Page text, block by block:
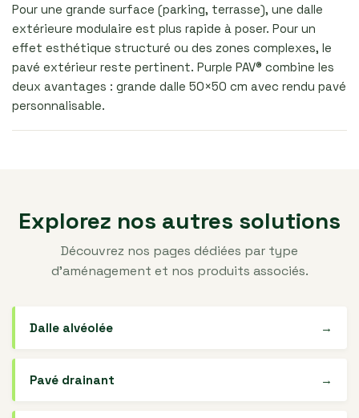
Pour une grande surface (parking, terrasse), une dalle
extérieure modulaire est plus rapide à poser. Pour un
effet esthétique structuré ou des zones complexes, le
pavé extérieur reste pertinent. Purple PAV® combine les
deux avantages : grande dalle 50×50 cm avec rendu pavé
personnalisable.
Explorez nos autres solutions
Découvrez nos pages dédiées par type
d'aménagement et nos produits associés.
Dalle alvéolée →
Pavé drainant →